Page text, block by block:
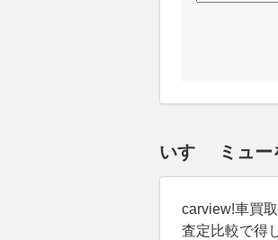
いすゞ ミュー
carview!車買
査定比較で得